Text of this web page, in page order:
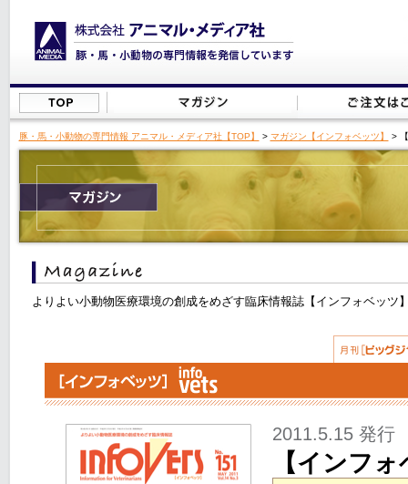
豚・馬・小動物の専門情報 アニマル・メディア社【TOP】 > マガジン【インフォベッツ】 >
よりよい小動物医療環境の創成をめざす臨床情報誌【インフォベッツ
2011.5.15 発行
【インフ